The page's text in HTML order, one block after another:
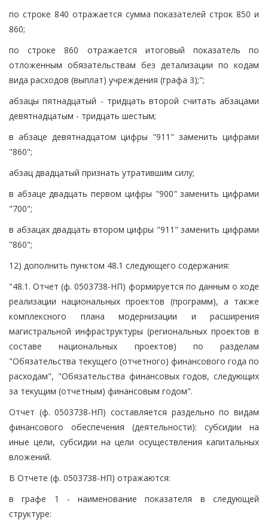
по строке 840 отражается сумма показателей строк 850 и
860;
по строке 860 отражается итоговый показатель по
отложенным обязательствам без детализации по кодам
вида расходов (выплат) учреждения (графа 3);";
абзацы пятнадцатый - тридцать второй считать абзацами
девятнадцатым - тридцать шестым;
в абзаце девятнадцатом цифры "911" заменить цифрами
"860";
абзац двадцатый признать утратившим силу;
в абзаце двадцать первом цифры "900" заменить цифрами
"700";
в абзацах двадцать втором цифры "911" заменить цифрами
"860";
12) дополнить пунктом 48.1 следующего содержания:
"48.1. Отчет (ф. 0503738-НП) формируется по данным о ходе
реализации национальных проектов (программ), а также
комплексного плана модернизации и расширения
магистральной инфраструктуры (региональных проектов в
составе национальных проектов) по разделам
"Обязательства текущего (отчетного) финансового года по
расходам", "Обязательства финансовых годов, следующих
за текущим (отчетным) финансовым годом".
Отчет (ф. 0503738-НП) составляется раздельно по видам
финансового обеспечения (деятельности): субсидии на
иные цели, субсидии на цели осуществления капитальных
вложений.
В Отчете (ф. 0503738-НП) отражаются:
в графе 1 - наименование показателя в следующей
структуре: